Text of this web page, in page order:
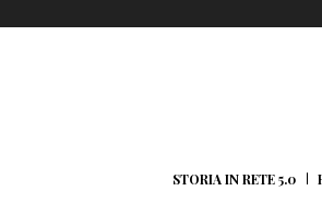
STORIA IN RETE 5.0